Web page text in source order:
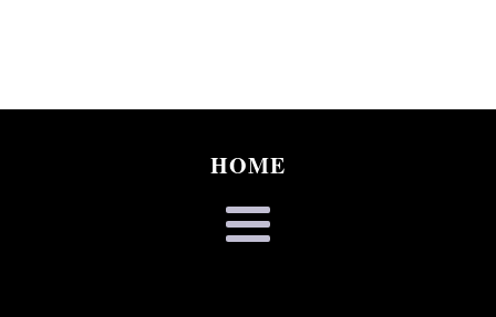
HOME